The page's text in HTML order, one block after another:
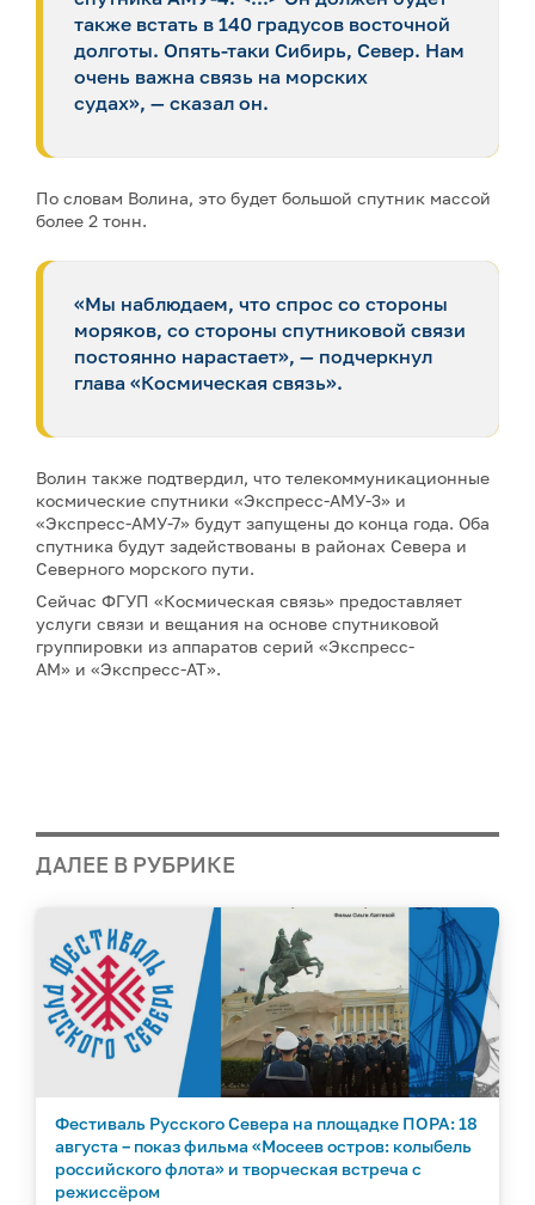
также встать в 140 градусов восточной
долготы. Опять-таки Сибирь, Север. Нам
очень важна связь на морских
судах», — сказал он.
По словам Волина, это будет большой спутник массой
более 2 тонн.
«Мы наблюдаем, что спрос со стороны
моряков, со стороны спутниковой связи
постоянно нарастает», — подчеркнул
глава «Космическая связь».
Волин также подтвердил, что телекоммуникационные
космические спутники «Экспресс-АМУ-3» и
«Экспресс-АМУ-7» будут запущены до конца года. Оба
спутника будут задействованы в районах Севера и
Северного морского пути.
Сейчас ФГУП «Космическая связь» предоставляет
услуги связи и вещания на основе спутниковой
группировки из аппаратов серий «Экспресс-
АМ» и «Экспресс-АТ».
ДАЛЕЕ В РУБРИКЕ
Фестиваль Русского Севера на площадке ПОРА: 18
августа – показ фильма «Мосеев остров: колыбель
российского флота» и творческая встреча с
режиссёром